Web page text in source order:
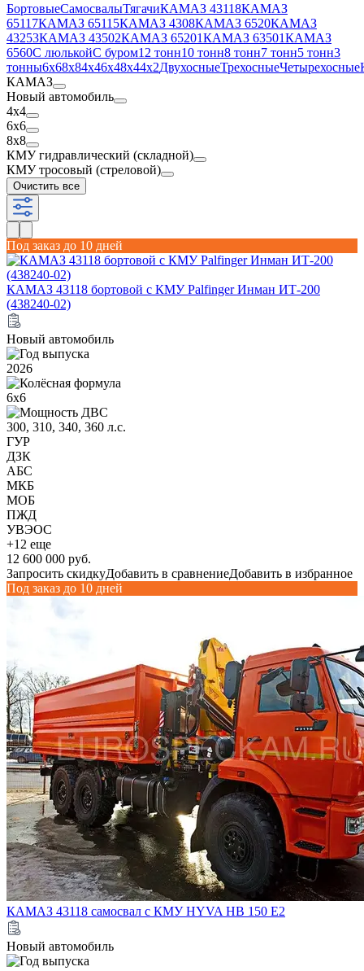
БортовыеСамосвалыТягачиКАМАЗ 43118КАМАЗ
65117КАМАЗ 65115КАМАЗ 4308КАМАЗ 6520КАМАЗ
43253КАМАЗ 43502КАМАЗ 65201КАМАЗ 63501КАМАЗ
6560С люлькойС буром12 тонн10 тонн8 тонн7 тонн5 тонн3
тонны6х68х84х46х48х44х2ДвухосныеТрехосныеЧетырехосные
КАМАЗ
Новый автомобиль
4х4
6х6
8х8
КМУ гидравлический (складной)
КМУ тросовый (стреловой)
Очистить все
Под заказ до 10 дней
КАМАЗ 43118 бортовой с КМУ Palfinger Инман ИТ-200
(438240-02)
Новый автомобиль
2026
6х6
300, 310, 340, 360 л.с.
ГУР
ДЗК
АБС
МКБ
МОБ
ПЖД
УВЭОС
+12 еще
12 600 000 руб.
Запросить скидкуДобавить в сравнениеДобавить в избранное
Под заказ до 10 дней
КАМАЗ 43118 самосвал с КМУ HYVA HB 150 E2
Новый автомобиль